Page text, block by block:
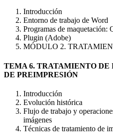
Introducción
Entorno de trabajo de Word
Programas de maquetación:
Plugin (Adobe)
MÓDULO 2.
TEMA 6. TRATAMIENTO DE
DE PREIMPRESIÓN
Introducción
Evolución histórica
Flujo de trabajo y
imágenes
Técnicas de tratamiento de